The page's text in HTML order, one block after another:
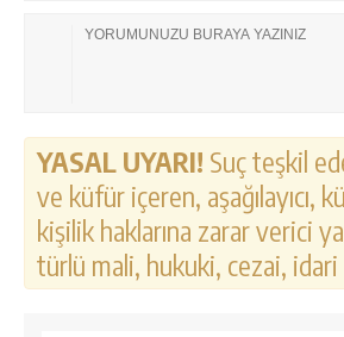
YASAL UYARI! Suç teşkil
ve küfür içeren, aşağılayıcı,
kişilik haklarına zarar verici
türlü mali, hukuki, cezai,